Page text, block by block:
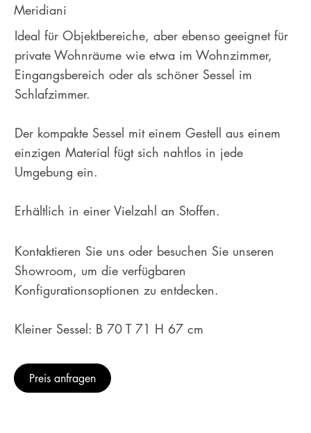
Meridiani
Ideal für Objektbereiche, aber ebenso geeignet für
private Wohnräume wie etwa im Wohnzimmer,
Eingangsbereich oder als schöner Sessel im
Schlafzimmer.
Der kompakte Sessel mit einem Gestell aus einem
einzigen Material fügt sich nahtlos in jede
Umgebung ein.
Erhältlich in einer Vielzahl an Stoffen.
Kontaktieren Sie uns oder besuchen Sie unseren
Showroom, um die verfügbaren
Konfigurationsoptionen zu entdecken.
Kleiner Sessel: B 70 T 71 H 67 cm
Preis anfragen